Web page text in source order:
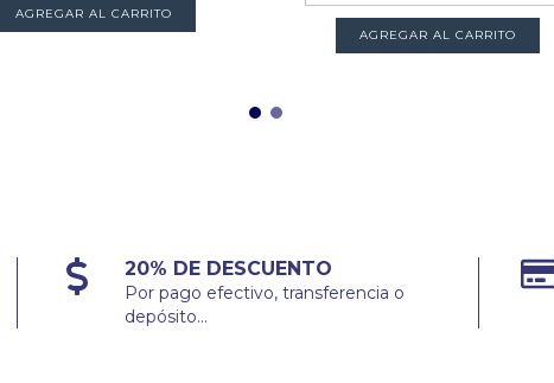
20% DE DESCUENTO
Por pago efectivo, transferencia o
depósito...